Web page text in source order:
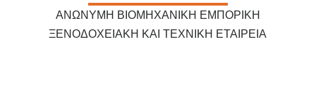
ΑΝΩΝΥΜΗ ΒΙΟΜΗΧΑΝΙΚΗ ΕΜΠΟΡΙΚΗ
ΞΕΝΟΔΟΧΕΙΑΚΗ ΚΑΙ ΤΕΧΝΙΚΗ ΕΤΑΙΡΕΙΑ